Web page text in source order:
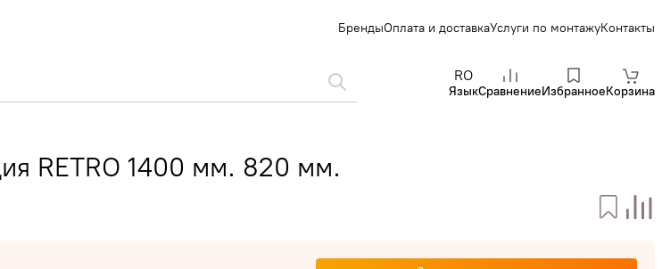
БрендыОплата и доставкаУслуги по монтажуКонтакты
RO
ЯзыкСравнениеИзбранноеКорзина
RETRO 1400 мм. 820 мм.